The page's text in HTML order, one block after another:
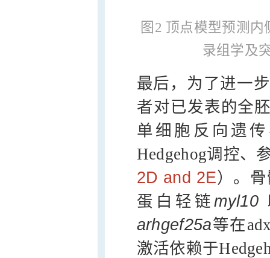
图2 顶点模型预测
录组学及
最后，为了进一
者对已发表的全
单细胞反向遗
Hedgehog调控、
2D and 2E）。
蛋白轻链myl10
arhgef25a等在
激活依赖于